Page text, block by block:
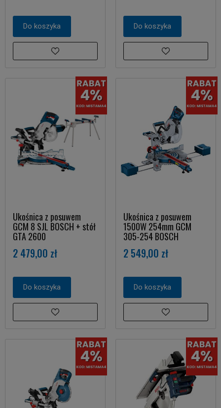
Do koszyka Do koszyka
Ukośnica z posuwem
GCM 8 SJL BOSCH + stół
GTA 2600
2 479,00 zł
Do koszyka
Ukośnica z posuwem
1500W 254mm GCM
305-254 BOSCH
2 549,00 zł
Do koszyka